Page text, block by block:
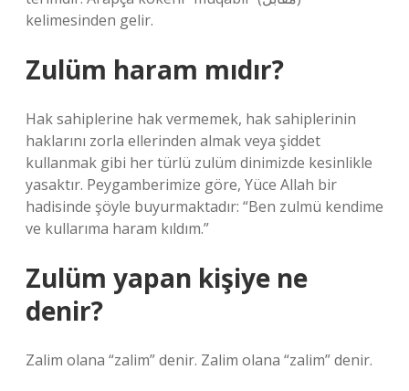
kelimesinden gelir.
Zulüm haram mıdır?
Hak sahiplerine hak vermemek, hak sahiplerinin
haklarını zorla ellerinden almak veya şiddet
kullanmak gibi her türlü zulüm dinimizde kesinlikle
yasaktır. Peygamberimize göre, Yüce Allah bir
hadisinde şöyle buyurmaktadır: “Ben zulmü kendime
ve kullarıma haram kıldım.”
Zulüm yapan kişiye ne
denir?
Zalim olana “zalim” denir. Zalim olana “zalim” denir.